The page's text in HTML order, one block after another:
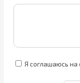
Я соглашаюсь на